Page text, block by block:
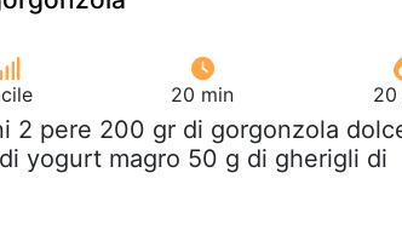
20 min 20
2 pere 200 gr di gorgonzola
yogurt magro 50 g di gherigli di